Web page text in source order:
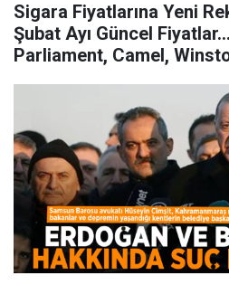
Sigara Fiyatlarına Yeni
Şubat Ayı Güncel
Parliament, Camel,